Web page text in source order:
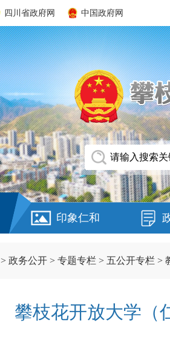
四川省政府网 中国政府网
印象仁和
> 政务公开 > 专题专栏 > 五公开专栏 >
攀枝花开放大学（